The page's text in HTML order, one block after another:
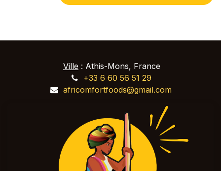
Ville : Athis-Mons, France
+33 6 60 56 51 29
africomfortfoods@gmail.com